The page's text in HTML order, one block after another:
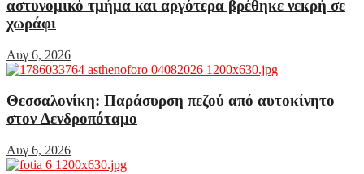
αστυνομικό τμήμα και αργότερα βρέθηκε νεκρή σε
χωράφι
Αυγ 6, 2026
Θεσσαλονίκη: Παράσυρση πεζού από αυτοκίνητο
στον Δενδροπόταμο
Αυγ 6, 2026